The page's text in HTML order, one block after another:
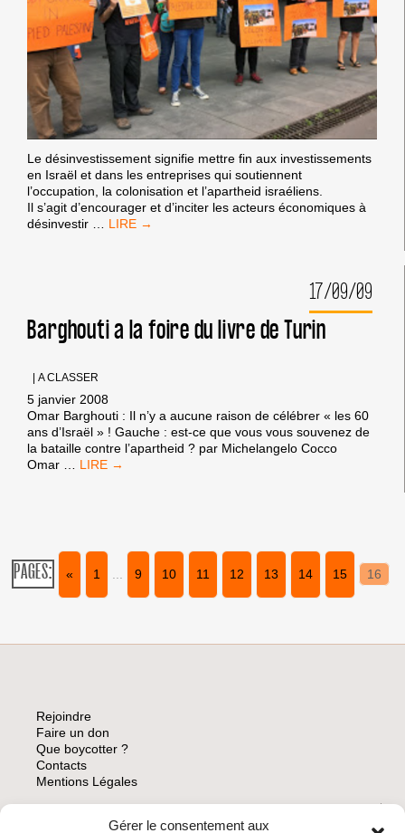
Gérer le consentement aux
2009
Le désinvestissement signifie mettre fin aux investissements
en Israël et dans les entreprises qui soutiennent
l’occupation, la colonisation et l’apartheid israéliens.
Il s’agit d’encourager et d’inciter les acteurs économiques à
désinvestir
LE
17/09/09
Barghouti a la foire du livre de Turin
|A CLASSER
5 janvier 2008
Omar Barghouti : Il n’y a aucune raison de célébrer « les 60
ans d’Israël » ! Gauche : est-ce que vous vous souvenez de
la bataille contre l’apartheid ? par Michelangelo Cocco
Omar … BARGHOUTI
TURIN
PAGES: « 1 9 10 11 12 13 14 15 16
Rejoindre
Faire un don
Que boycotter ?
Contacts
Mentions Légales